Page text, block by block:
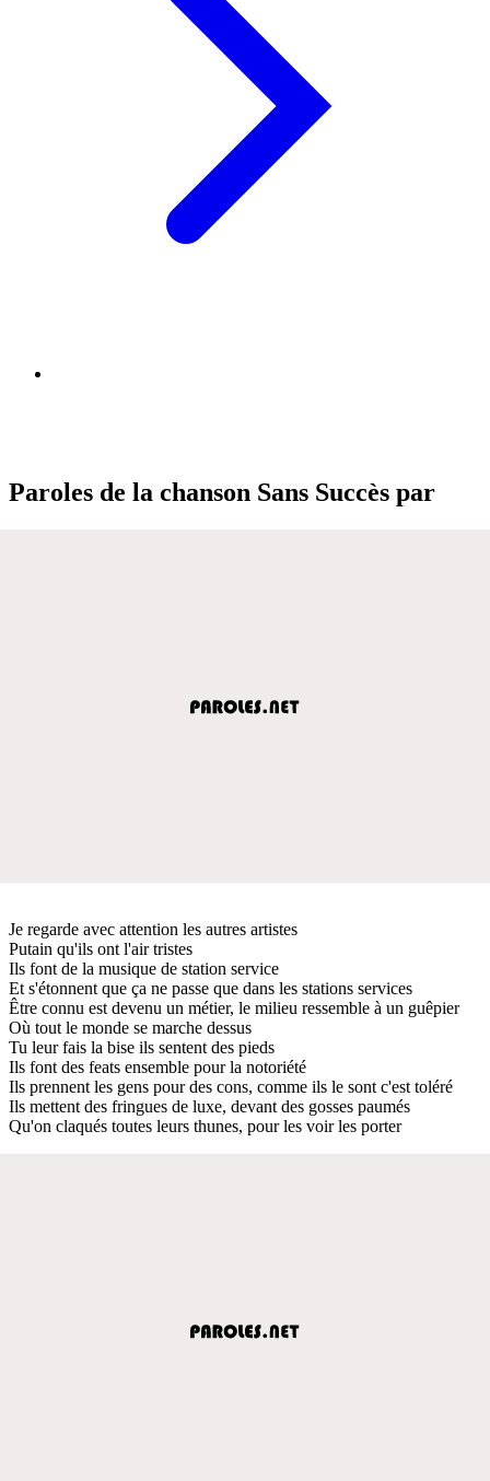
Paroles de la chanson Sans Succès par
Je regarde avec attention les autres artistes
Putain qu'ils ont l'air tristes
Ils font de la musique de station service
Et s'étonnent que ça ne passe que dans les stations services
Être connu est devenu un métier, le milieu ressemble à un guêpier
Où tout le monde se marche dessus
Tu leur fais la bise ils sentent des pieds
Ils font des feats ensemble pour la notoriété
Ils prennent les gens pour des cons, comme ils le sont c'est toléré
Ils mettent des fringues de luxe, devant des gosses paumés
Qu'on claqués toutes leurs thunes, pour les voir les porter